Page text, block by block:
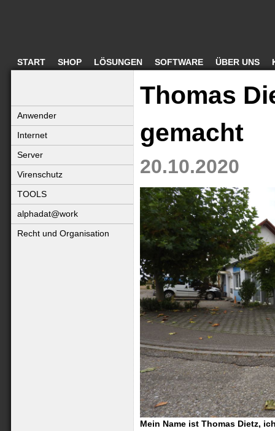
START SHOP LÖSUNGEN SOFTWARE ÜBER UNS
Anwender
Internet
Server
Virenschutz
TOOLS
alphadat@work
Recht und Organisation
Thomas
gemacht
20.10.2020
Mein Name ist Thomas Dietz,